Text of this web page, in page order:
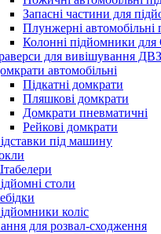
Запасні частини для
Плунжерні автомобільні
Колонні підйомники
для вивішування ДВЗ
автомобільні
Підкатні домкрати
Пляшкові домкрати
Домкрати пневматичні
Рейкові домкрати
під машину
столи
коліс
для розвал-сходження